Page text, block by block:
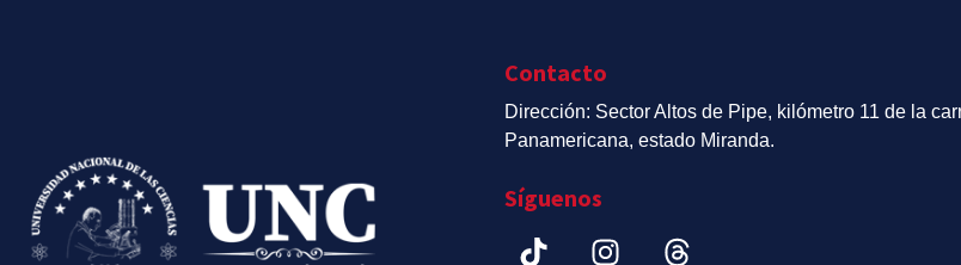
Contacto
Dirección: Sector Altos de Pipe, kilómetro 11 de la
Panamericana, estado Miranda.
Síguenos